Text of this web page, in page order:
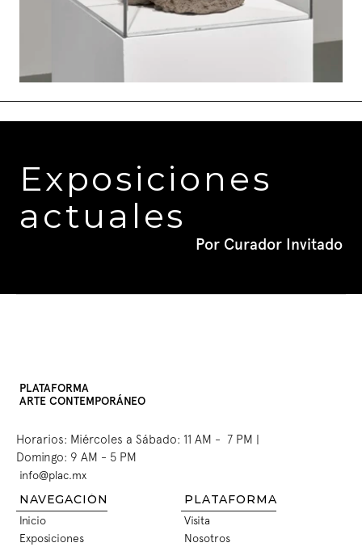
Exposiciones
actuales
Por Curador Invitado
PLATAFORMA
ARTE CONTEMPORÁNEO
Horarios: Miércoles a Sábado: 11 AM -  7 PM |
Domingo: 9 AM - 5 PM
info@plac.mx
INFO@PLAC.MX
NAVEGACIÓN
Inicio
INICIO
Exposiciones
PLATAFORMA
Visita
VISITA
Nosotros